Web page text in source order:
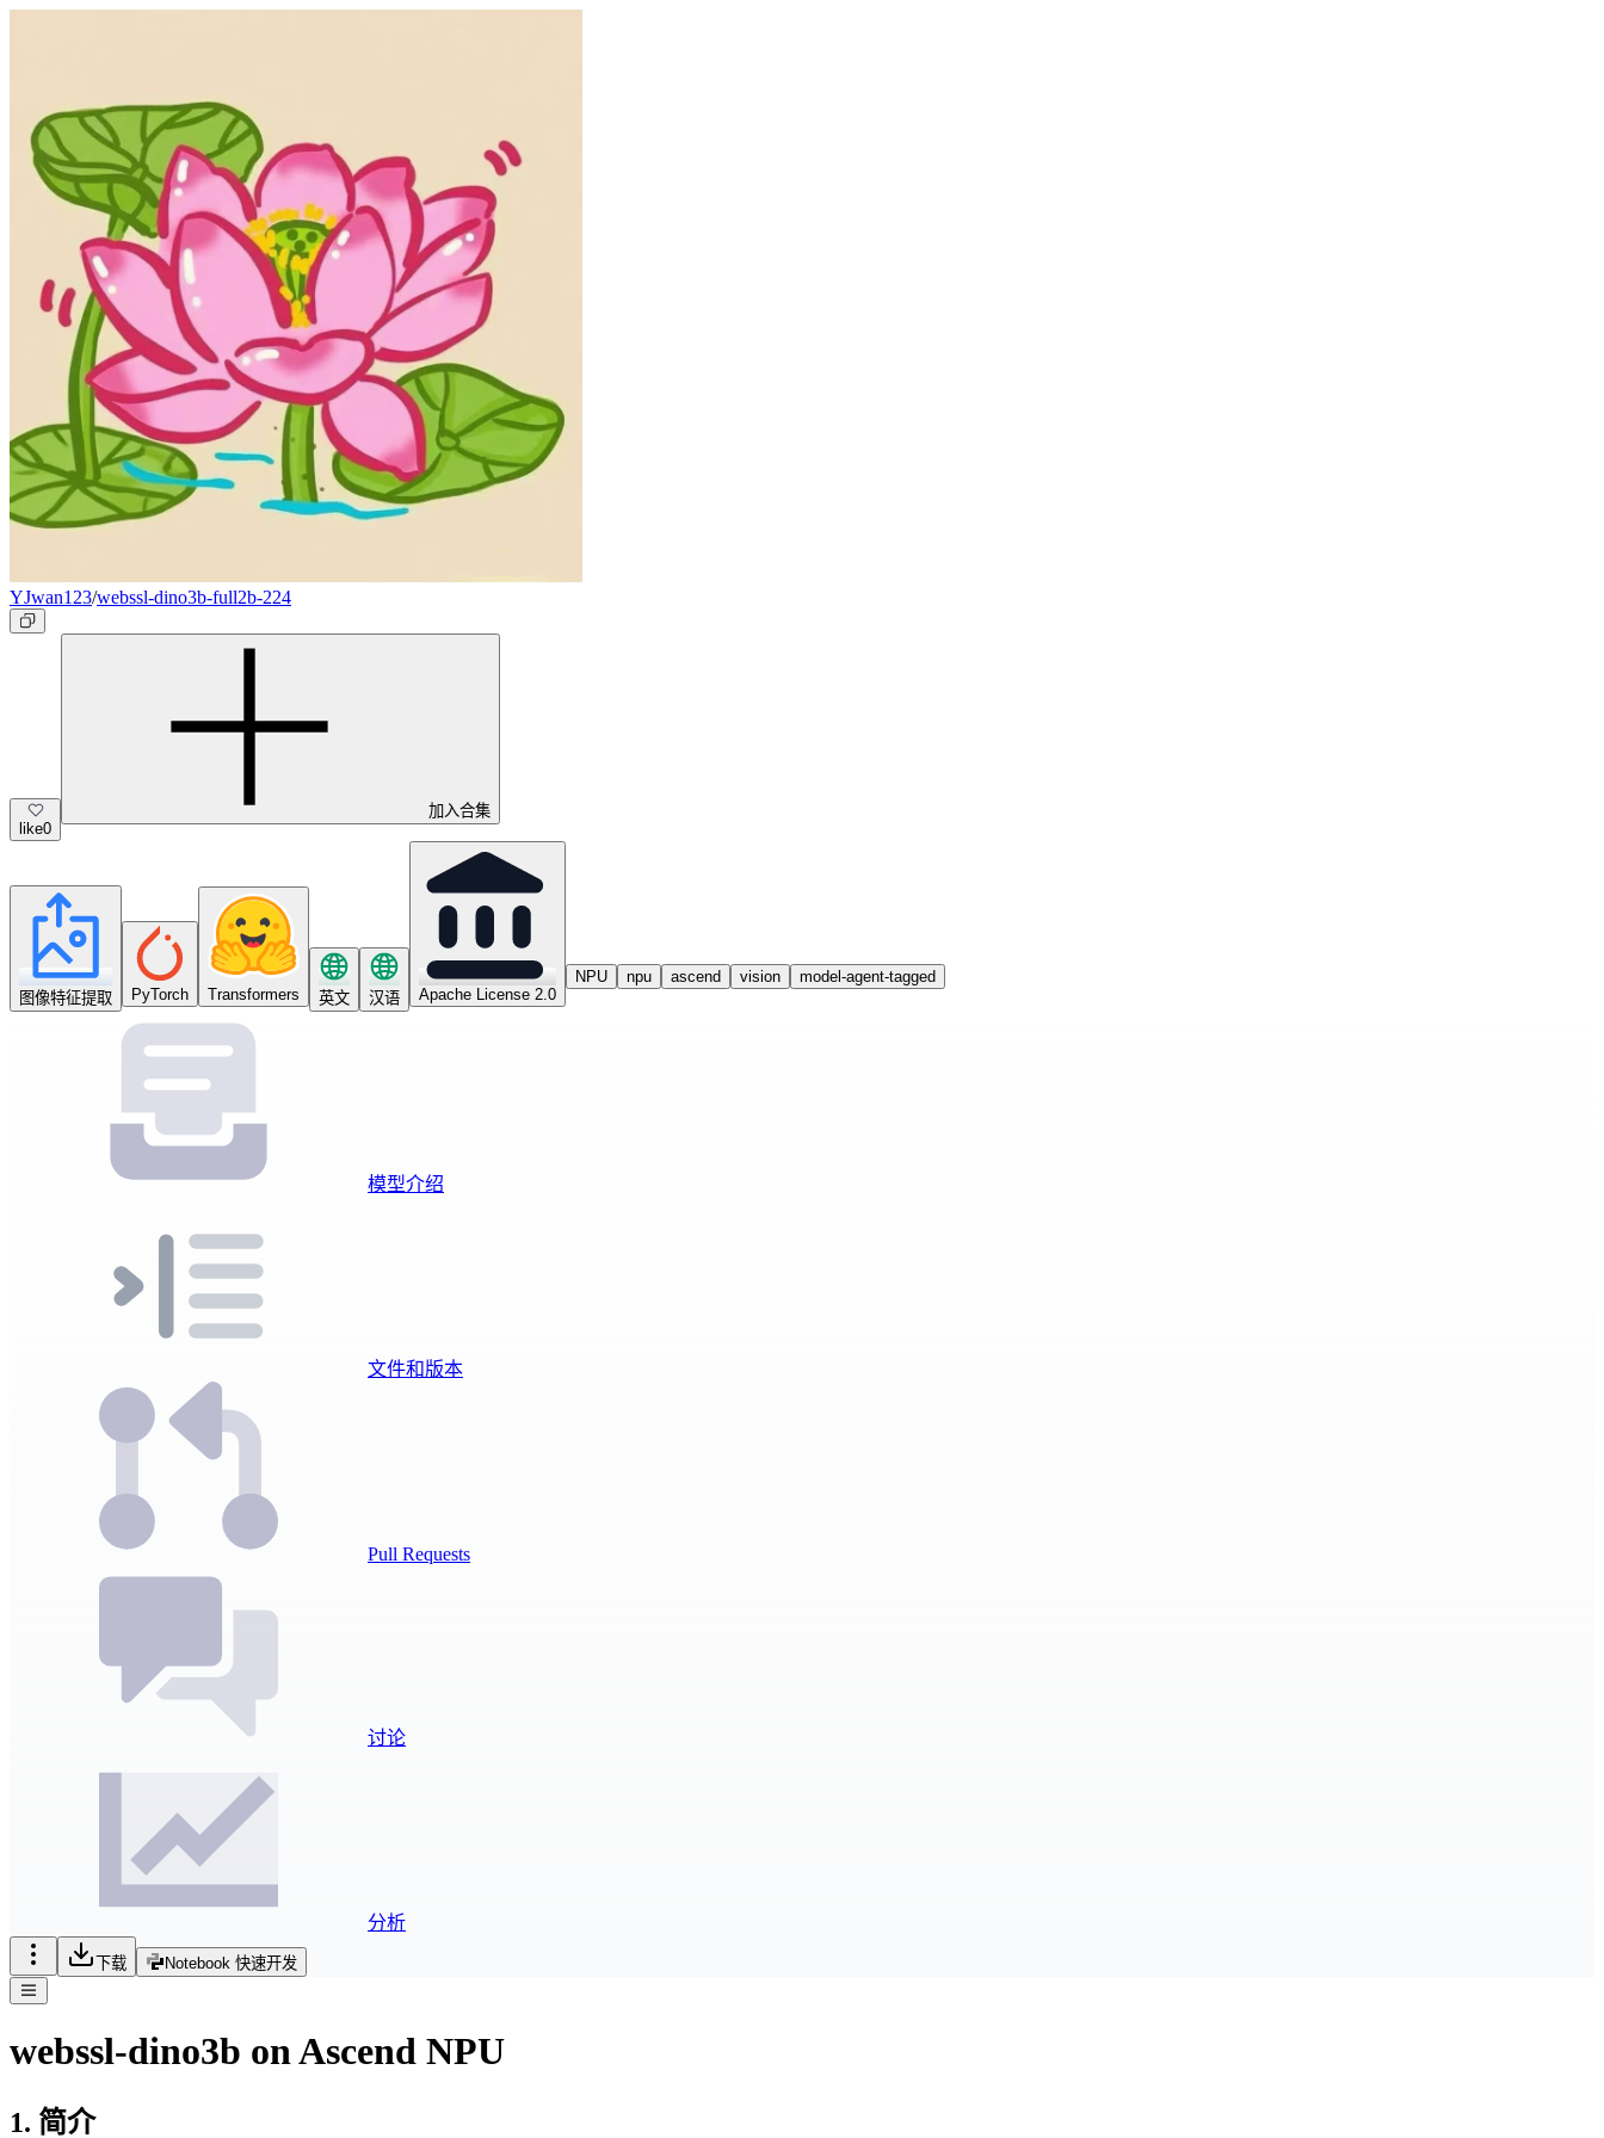
YJwan123/webssl-dino3b-full2b-224
like0
加入合集
图像特征提取 PyTorch Transformers 英文 汉语 Apache License 2.0
NPU npu ascend vision model-agent-tagged
模型介绍
文件和版本
Pull Requests
讨论
分析
下载 Notebook 快速开发
webssl-dino3b on Ascend NPU
1. 简介